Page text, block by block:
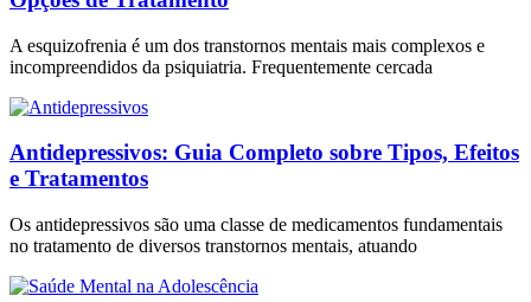
A esquizofrenia é um dos transtornos mentais mais complexos e
incompreendidos da psiquiatria. Frequentemente cercada
Antidepressivos: Guia Completo sobre Tipos, Efeitos
e Tratamentos
Os antidepressivos são uma classe de medicamentos fundamentais
no tratamento de diversos transtornos mentais, atuando